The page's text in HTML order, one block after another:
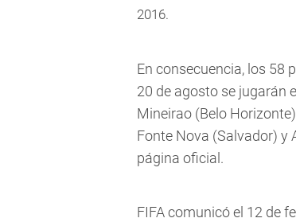
2016.
En consecuencia, los 58
20 de agosto se jugarán
Mineirao (Belo
Fonte Nova (Salvador) y
página oficial.
FIFA comunicó el 12 de